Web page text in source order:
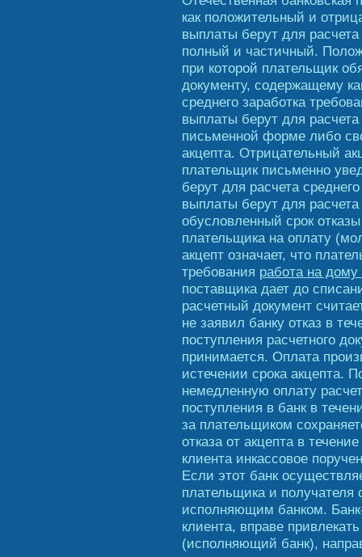
как положительный и
выплаты берут для
полный и частичный.
при которой плательщик
документу, содержащему
среднего заработка
выплаты берут для расчета
письменной форме либо
акцепта. Отрицательный
плательщик письменно
берут для расчета
выплаты берут для
обусловленный срок
плательщика на оплату
акцепт означает, что
требования работа на дому
поставщика дает до
расчетный документ
не заявил банку отказ в
поступления расчетного
принимается. Оплата
истечении срока акцепта.
немедленную оплату
поступления в банк в
за плательщиком
отказа от акцепта в
клиента инкассовое
Если этот банк
плательщика и получателя
исполняющим банком.
клиента, вправе
(исполняющий банк),